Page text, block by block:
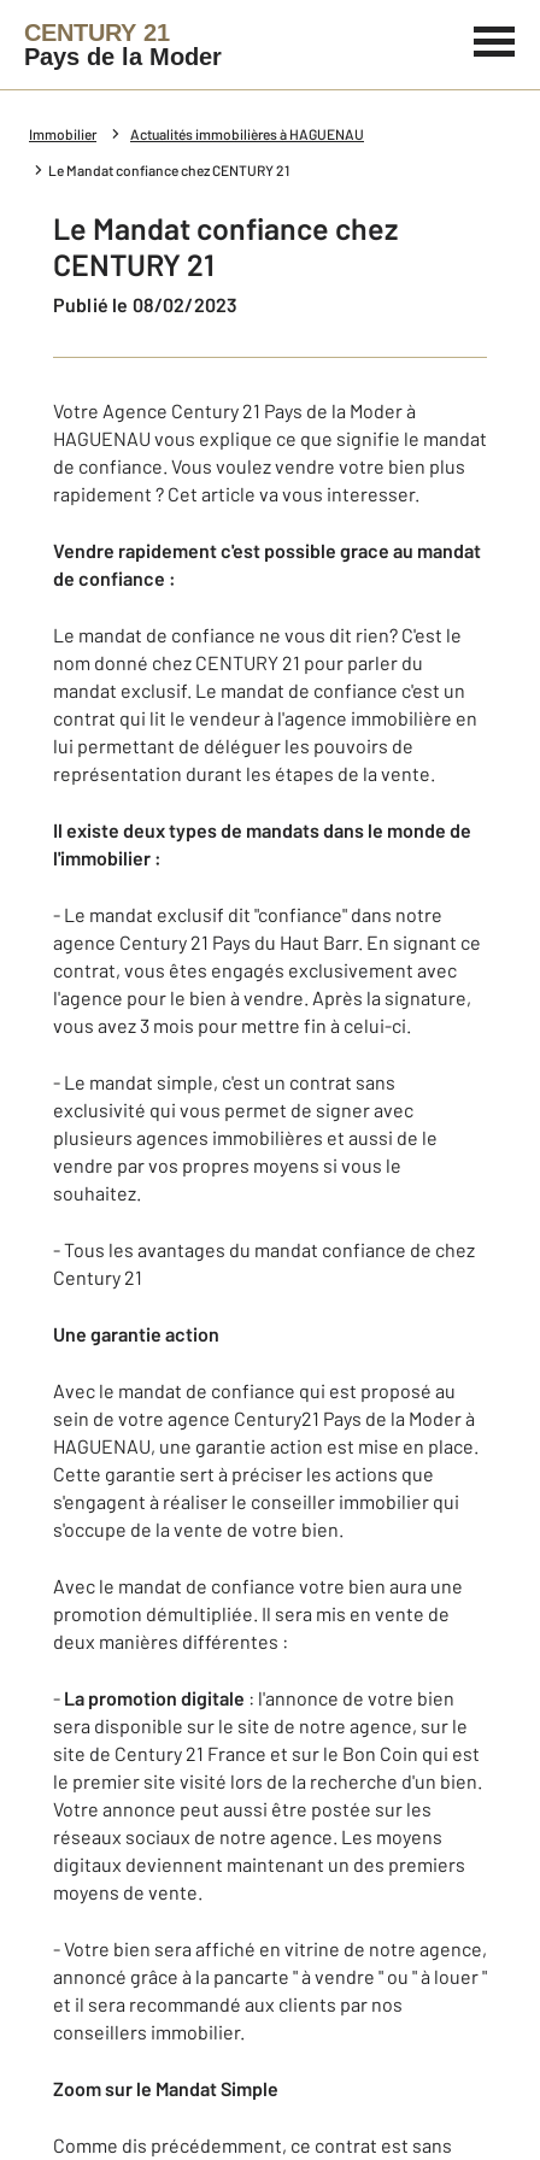
CENTURY 21
Pays de la Moder
Immobilier Actualités immobilières à HAGUENAU
Le Mandat confiance chez CENTURY 21
Le Mandat confiance chez
CENTURY 21
Publié le 08/02/2023
Votre Agence Century 21 Pays de la Moder à
HAGUENAU vous explique ce que signifie le mandat
de confiance. Vous voulez vendre votre bien plus
rapidement ? Cet article va vous interesser.
Vendre rapidement c'est possible grace au mandat
de confiance :
Le mandat de confiance ne vous dit rien? C'est le
nom donné chez CENTURY 21 pour parler du
mandat exclusif. Le mandat de confiance c'est un
contrat qui lit le vendeur à l'agence immobilière en
lui permettant de déléguer les pouvoirs de
représentation durant les étapes de la vente.
Il existe deux types de mandats dans le monde de
l'immobilier :
- Le mandat exclusif dit "confiance" dans notre
agence Century 21 Pays du Haut Barr. En signant ce
contrat, vous êtes engagés exclusivement avec
l'agence pour le bien à vendre. Après la signature,
vous avez 3 mois pour mettre fin à celui-ci.
- Le mandat simple, c'est un contrat sans
exclusivité qui vous permet de signer avec
plusieurs agences immobilières et aussi de le
vendre par vos propres moyens si vous le
souhaitez.
- Tous les avantages du mandat confiance de chez
Century 21
Une garantie action
Avec le mandat de confiance qui est proposé au
sein de votre agence Century21 Pays de la Moder à
HAGUENAU, une garantie action est mise en place.
Cette garantie sert à préciser les actions que
s'engagent à réaliser le conseiller immobilier qui
s'occupe de la vente de votre bien.
Avec le mandat de confiance votre bien aura une
promotion démultipliée. Il sera mis en vente de
deux manières différentes :
- La promotion digitale : l'annonce de votre bien
sera disponible sur le site de notre agence, sur le
site de Century 21 France et sur le Bon Coin qui est
le premier site visité lors de la recherche d'un bien.
Votre annonce peut aussi être postée sur les
réseaux sociaux de notre agence. Les moyens
digitaux deviennent maintenant un des premiers
moyens de vente.
- Votre bien sera affiché en vitrine de notre agence,
annoncé grâce à la pancarte " à vendre " ou " à louer "
et il sera recommandé aux clients par nos
conseillers immobilier.
Zoom sur le Mandat Simple
Comme dis précédemment, ce contrat est sans